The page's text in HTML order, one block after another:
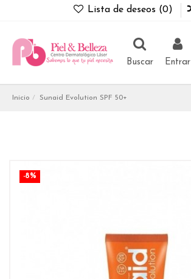
Lista de deseos (0)
Buscar Entrar
Inicio Sunaid Evolution SPF 50+
-8%